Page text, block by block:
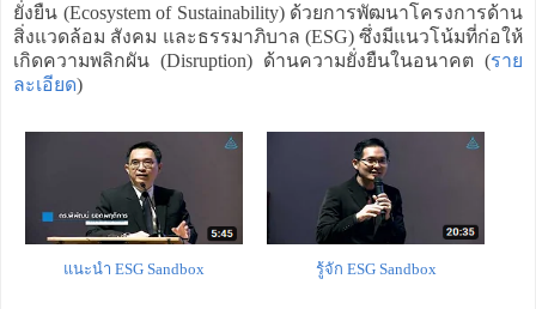
ยั่งยืน (Ecosystem of Sustainability) ด้วยการพัฒนาโครงการด้าน
สิ่งแวดล้อม สังคม และธรรมาภิบาล (ESG) ซึ่งมีแนวโน้มที่ก่อให้
เกิดความพลิกผัน (Disruption) ด้านความยั่งยืนในอนาคต (ราย
ละเอียด)
แนะนำ ESG Sandbox รู้จัก ESG Sandbox